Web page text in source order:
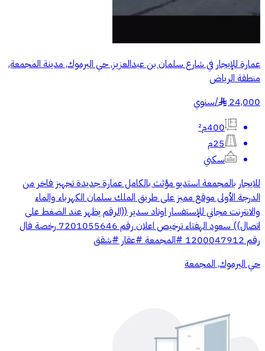
عمارة للإيجار في شارع سلمان بن عبدالعزيز, حي اليرموك, مدينة المجمعة,
منطقة الرياض
24,000
§
/سنوي
400م²
25م
سكني
للايجار بالمجمعة استديو مؤثث بالكامل عمارة جديدة تجهيز فاخر من
الدرجة الأولى موقع مميز على طريق الملك سلمان الكهرباء والماء
والانترنت مجاني للإستفسار اوتاد سدير ((الرقم يظهر عند الضغط على
اتصال)) سعود الهفتاء ترخيص اعلان رقم 7201055646 رخصة فال
رقم 1200047912 #المجمعة #عقار #شقق
حي اليرموك, المجمعة